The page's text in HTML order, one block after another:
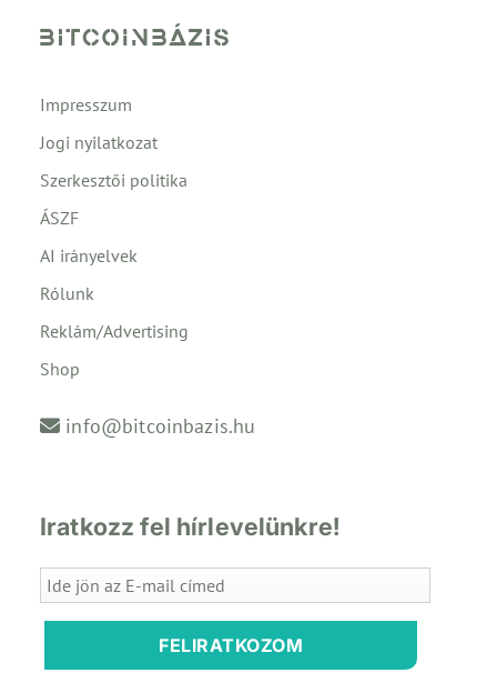
Impresszum
Jogi nyilatkozat
Szerkesztői politika
ÁSZF
AI irányelvek
Rólunk
Reklám/Advertising
Shop
info@bitcoinbazis.hu
Iratkozz fel hírlevelünkre!
FELIRATKOZOM